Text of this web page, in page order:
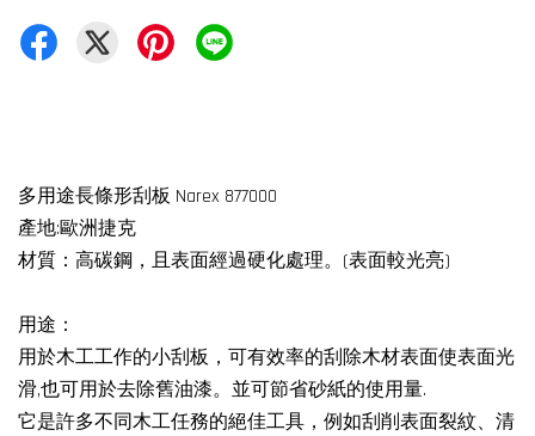
多用途長條形刮板 Narex 877000
產地:歐洲捷克
材質：高碳鋼，且表面經過硬化處理。(表面較光亮)
用途：
用於木工工作的小刮板，可有效率的刮除木材表面使表面光
滑,也可用於去除舊油漆。並可節省砂紙的使用量.
它是許多不同木工任務的絕佳工具，例如刮削表面裂紋、清